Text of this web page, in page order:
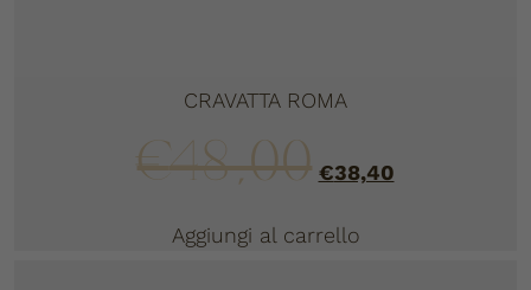
CRAVATTA ROMA
€48,00 €38,40
Aggiungi al carrello